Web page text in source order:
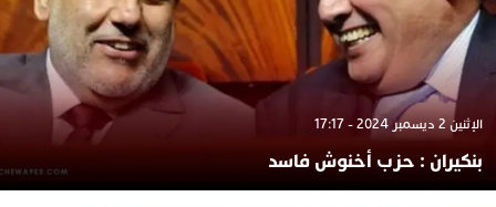
الإثنين 2 ديسمبر 2024 - 17:17
بنكيران : حزب أخنوش فاسد